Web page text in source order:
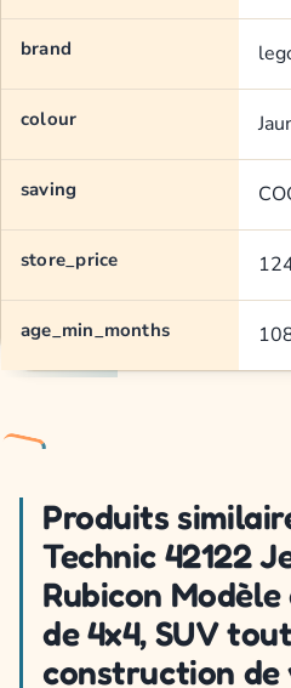
brand
colour
saving
store_price
age_min_months
Produits
Technic 42122
Rubicon
de 4x4, SUV
construction de